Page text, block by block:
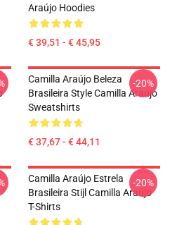
Araújo Hoodies
€ 39,51 - € 45,95
Camilla Araújo Beleza
Brasileira Style Camilla Araújo
Sweatshirts
€ 37,67 - € 44,11
-20%
Camilla Araújo Estrela
Brasileira Stijl Camilla Araújo
T-Shirts
-20%